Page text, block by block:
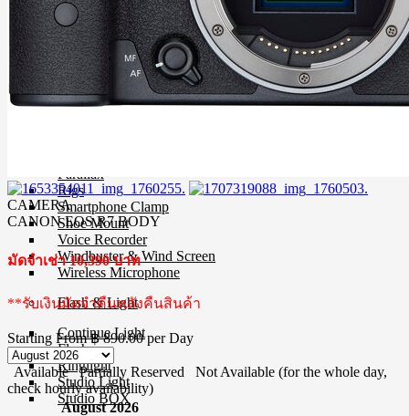
Dollies
Drone Accessories
Gimbals & Accessories
Headphone
Live Streaming Device
Matte Boxes & Accessories
MIC Cable
Parallax
Rigs
Smartphone Clamp
Shoe Mount
Voice Recorder
Windbuster & Wind Screen
Wireless Microphone
Flash & Light
Continue Light
Flash
Ringlight
Studio Light
Studio BOX
CAMERA
CANON EOS R7 BODY
มัดจำเช่า 10,390 บาท
**รับเงินมัดจำคืนหลังคืนสินค้า
Starting From ฿ 890.00 per Day
Available Partially Reserved
Not Available (for the whole day,
check hourly availability)
August 2026